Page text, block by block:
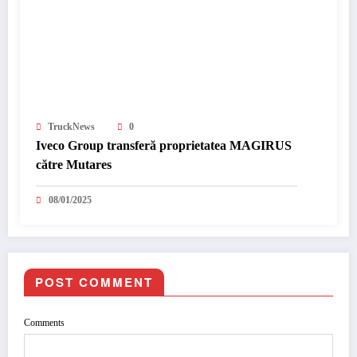
TruckNews 0
Iveco Group transferă proprietatea MAGIRUS
către Mutares
08/01/2025
POST COMMENT
Comments